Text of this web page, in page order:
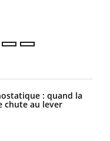
: quand la
chute au lever